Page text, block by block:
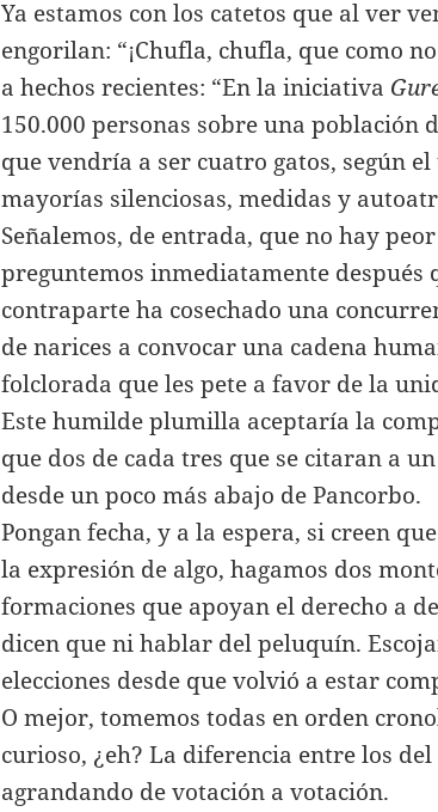
Ya estamos con los catetos que al ver
engorilan: “¡Chufla, chufla, que como
a hechos recientes: “En la iniciativa
150.000 personas sobre una población
que vendría a ser cuatro gatos, según
mayorías silenciosas, medidas y
Señalemos, de entrada, que no hay
preguntemos inmediatamente después
contraparte ha cosechado una
de narices a convocar una cadena
folclorada que les pete a favor de la
Este humilde plumilla aceptaría la
que dos de cada tres que se citaran a
desde un poco más abajo de Pancorbo.
Pongan fecha, y a la espera, si creen
la expresión de algo, hagamos dos
formaciones que apoyan el derecho a
dicen que ni hablar del peluquín.
elecciones desde que volvió a estar
O mejor, tomemos todas en orden
curioso, ¿eh? La diferencia entre los
agrandando de votación a votación.